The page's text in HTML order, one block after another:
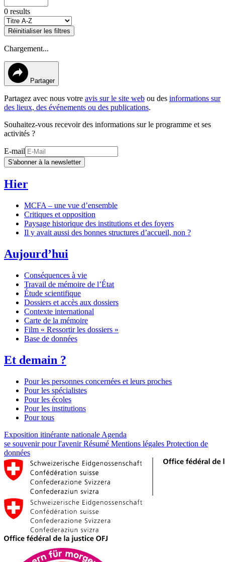
0 results
Réinitialiser les filtres
Chargement...
Partager
Partagez avec nous votre avis sur le site web ou des informations sur
des lieux, des événements ou des publications.
Souhaitez-vous recevoir des informations sur le programme et ses
activités ?
E-mail
S'abonner à la newsletter
Hier
MCFA – une vue d’ensemble
Critiques et opposition
Paysage historique des institutions et des foyers
Il y avait aussi des bonnes structures d’accueil, non ?
Aujourd’hui
Conséquences à vie
Travail de mémoire de l’État
Étude scientifique
Dossiers et accès aux dossiers
Contexte international
Carte de la mémoire
Film « Ressortir les dossiers »
Base de données
Et demain ?
Pour les personnes concernées et leurs proches
Pour les spécialistes
Pour les écoles
Pour les institutions
Pour tous
Exposition itinérante nationale Agenda
se souvenir pour l'avenirRésumé Mentions légales Protection de
données